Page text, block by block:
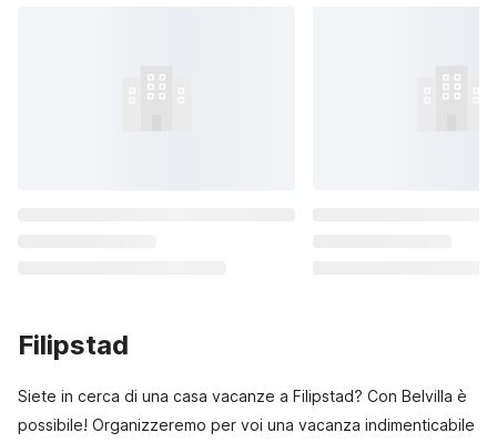
Filipstad
Siete in cerca di una casa vacanze a Filipstad? Con Belvilla è
possibile! Organizzeremo per voi una vacanza indimenticabile